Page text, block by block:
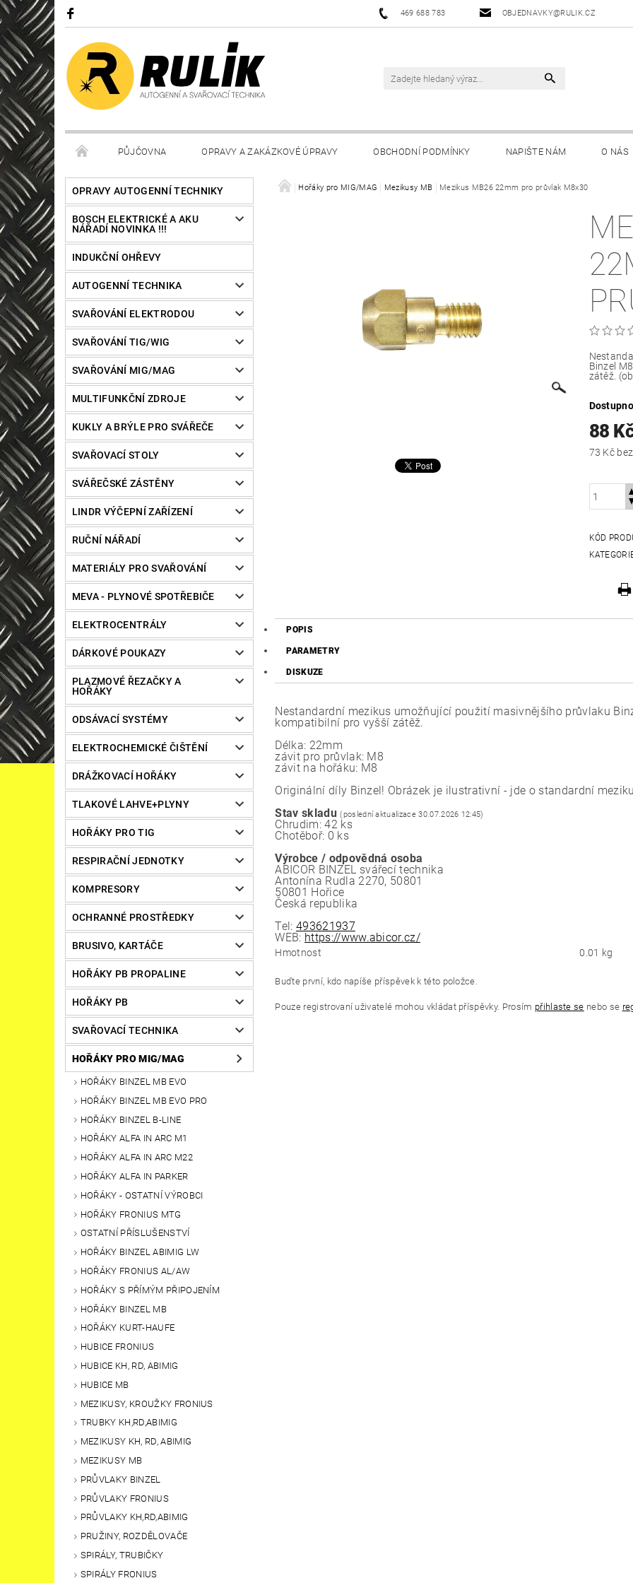
469 688 783 OBJEDNAVKY@RULIK.CZ
PŮJČOVNA OPRAVY A ZAKÁZKOVÉ ÚPRAVY OBCHODNÍ PODMÍNKY NAPIŠTE NÁM O NÁS
OPRAVY AUTOGENNÍ TECHNIKY
BOSCH ELEKTRICKÉ A AKU
NÁŘADÍ NOVINKA !!!
INDUKČNÍ OHŘEVY
AUTOGENNÍ TECHNIKA
SVAŘOVÁNÍ ELEKTRODOU
SVAŘOVÁNÍ TIG/WIG
SVAŘOVÁNÍ MIG/MAG
MULTIFUNKČNÍ ZDROJE
KUKLY A BRÝLE PRO SVÁŘEČE
SVAŘOVACÍ STOLY
SVÁŘEČSKÉ ZÁSTĚNY
LINDR VÝČEPNÍ ZAŘÍZENÍ
RUČNÍ NÁŘADÍ
MATERIÁLY PRO SVAŘOVÁNÍ
MEVA - PLYNOVÉ SPOTŘEBIČE
ELEKTROCENTRÁLY
DÁRKOVÉ POUKAZY
PLAZMOVÉ ŘEZAČKY A
HOŘÁKY
ODSÁVACÍ SYSTÉMY
ELEKTROCHEMICKÉ ČIŠTĚNÍ
DRÁŽKOVACÍ HOŘÁKY
TLAKOVÉ LAHVE+PLYNY
HOŘÁKY PRO TIG
RESPIRAČNÍ JEDNOTKY
KOMPRESORY
OCHRANNÉ PROSTŘEDKY
BRUSIVO, KARTÁČE
HOŘÁKY PB PROPALINE
HOŘÁKY PB
SVAŘOVACÍ TECHNIKA
HOŘÁKY PRO MIG/MAG
HOŘÁKY BINZEL MB EVO
HOŘÁKY BINZEL MB EVO PRO
HOŘÁKY BINZEL B-LINE
HOŘÁKY ALFA IN ARC M1
HOŘÁKY ALFA IN ARC M22
HOŘÁKY ALFA IN PARKER
HOŘÁKY - OSTATNÍ VÝROBCI
HOŘÁKY FRONIUS MTG
OSTATNÍ PŘÍSLUŠENSTVÍ
HOŘÁKY BINZEL ABIMIG LW
HOŘÁKY FRONIUS AL/AW
HOŘÁKY S PŘÍMÝM PŘIPOJENÍM
HOŘÁKY BINZEL MB
HOŘÁKY KURT-HAUFE
HUBICE FRONIUS
HUBICE KH, RD, ABIMIG
HUBICE MB
MEZIKUSY, KROUŽKY FRONIUS
TRUBKY KH,RD,ABIMIG
MEZIKUSY KH, RD, ABIMIG
MEZIKUSY MB
PRŮVLAKY BINZEL
PRŮVLAKY FRONIUS
PRŮVLAKY KH,RD,ABIMIG
PRUŽINY, ROZDĚLOVAČE
SPIRÁLY, TRUBIČKY
SPIRÁLY FRONIUS
Hořáky pro MIG/MAG Mezikusy MB Mezikus MB26 22mm pro průvlak M8x30
Binzel
zátěž.
88
73
KÓD
POPIS
PARAMETRY
DISKUZE
Nestandardní mezikus umožňující použití masivnějšího průvlaku
kompatibilní pro vyšší zátěž.
Délka: 22mm
závit pro průvlak: M8
závit na hořáku: M8
Originální díly Binzel! Obrázek je ilustrativní - jde o standardní
Stav skladu (poslední aktualizace 30.07.2026 12:45)
Chrudim: 42 ks
Chotěboř: 0 ks
Výrobce / odpovědná osoba
ABICOR BINZEL svářecí technika
Antonína Rudla 2270, 50801
50801 Hořice
Česká republika
Tel:493621937
WEB: https://www.abicor.cz/
Hmotnost 0.01 kg
Buďte první, kdo napíše příspěvek k této položce.
Pouze registrovaní uživatelé mohou vkládat příspěvky. Prosím přihlaste se nebo se